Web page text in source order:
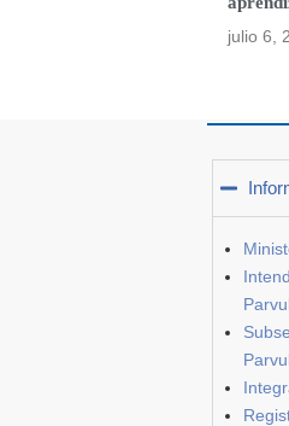
julio 6,